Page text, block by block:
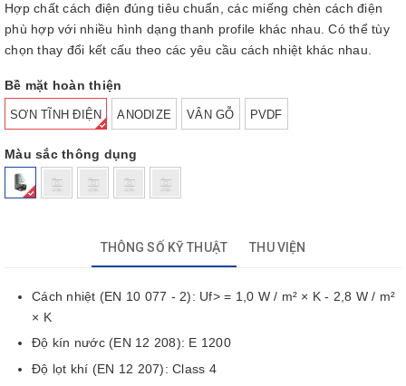
Hợp chất cách điện đúng tiêu chuẩn, các miếng chèn cách điện
phù hợp với nhiều hình dạng thanh profile khác nhau. Có thể tùy
chọn thay đổi kết cấu theo các yêu cầu cách nhiệt khác nhau.
Bề mặt hoàn thiện
SƠN TĨNH ĐIỆN ANODIZE VÂN GỖ PVDF
Màu sắc thông dụng
THÔNG SỐ KỸ THUẬT THU VIỆN
Cách nhiệt (EN 10 077 - 2): Uf> = 1,0 W / m² × K - 2,8 W / m²
× K
Độ kín nước (EN 12 208): E 1200
Độ lọt khí (EN 12 207): Class 4